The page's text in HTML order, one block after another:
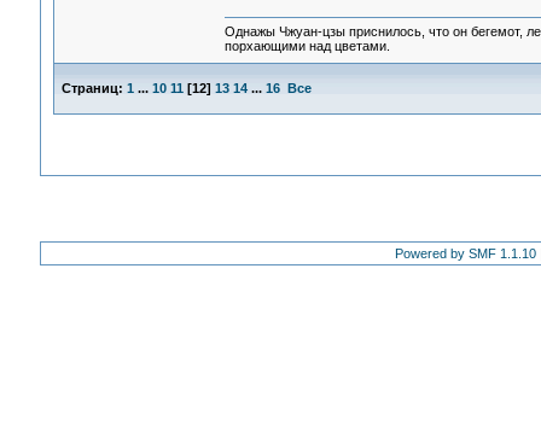
Однажы Чжуан-цзы приснилось, что он бегемот,
порхающими над цветами.
Страниц: 1 ... 10 11 [12] 13 14 ... 16 Все
Powered by SMF 1.1.10